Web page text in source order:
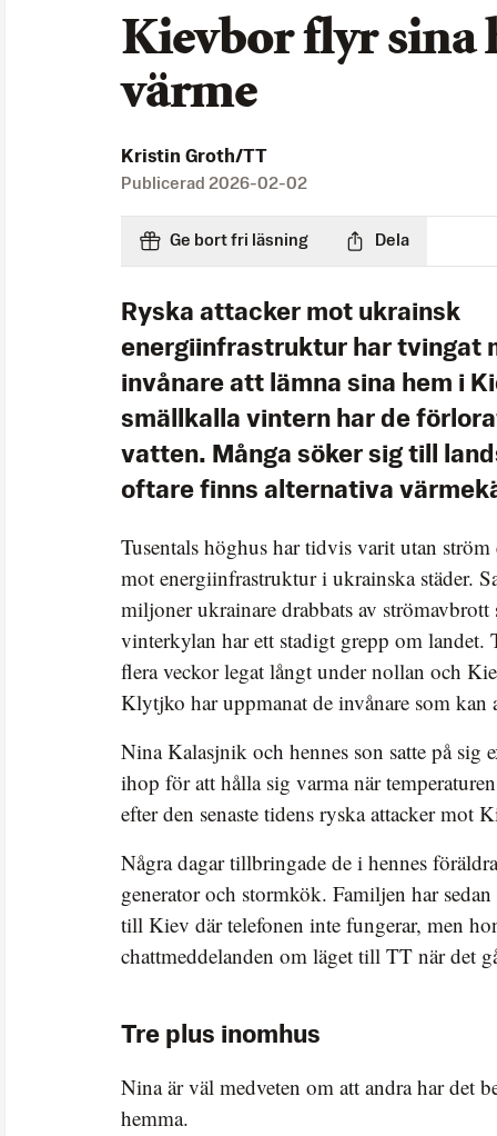
Kievbor flyr sina
värme
Kristin Groth/TT
Publicerad 2026-02-02
Ge bort fri läsning Dela
Ryska attacker mot ukrainsk
energiinfrastruktur har tvingat
invånare att lämna sina hem i
smällkalla vintern har de
vatten. Många söker sig till
oftare finns alternativa
Tusentals höghus har tidvis varit utan ström
mot energiinfrastruktur i ukrainska städer.
miljoner ukrainare drabbats av strömavbrott
vinterkylan har ett stadigt grepp om landet.
flera veckor legat långt under nollan och
Klytjko har uppmanat de invånare som kan
Nina Kalasjnik och hennes son satte på sig
ihop för att hålla sig varma när
efter den senaste tidens ryska attacker mot
Några dagar tillbringade de i hennes
generator och stormkök. Familjen har
till Kiev där telefonen inte fungerar, men
chattmeddelanden om läget till TT när det
Tre plus inomhus
Nina är väl medveten om att andra har det
hemma.